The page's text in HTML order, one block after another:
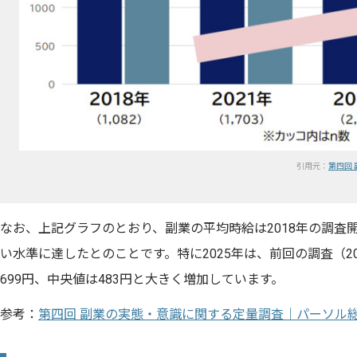
引用元： 第四回
なお、上記グラフのとおり、副業の平均時給は2018年の調査
い水準に達したとのことです。特に2025年は、前回の調査（
699円、中央値は483円と大きく増加しています。
参考： 第四回 副業の実態・意識に関する定量調査｜パーソル